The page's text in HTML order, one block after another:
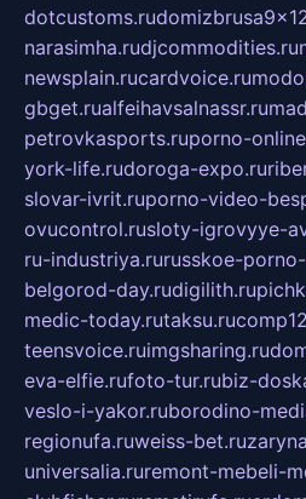
dotcustoms.ru
narasimha.rudjcommodities.ru
newsplain.rucardvoice.ru
gbget.rualfeihavsalnassr.ru
petrovkasports.ruporno-
york-life.rudoroga-expo.ru
slovar-ivrit.ruporno-video-
ovucontrol.rusloty-igrovyye-
ru-industriya.rurusskoe-
belgorod-day.rudigilith.ru
medic-today.rutaksu.ru
teensvoice.ruimgsharing.ru
eva-elfie.rufoto-tur.rubiz-
veslo-i-yakor.ruborodino-
regionufa.ruweiss-bet.ru
universalia.ruremont-mebeli-